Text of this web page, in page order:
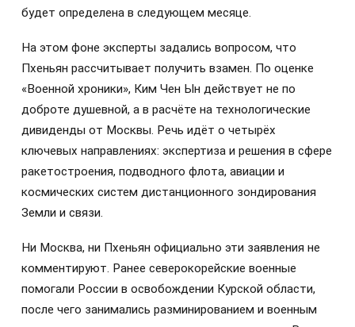
будет определена в следующем месяце.
На этом фоне эксперты задались вопросом, что
Пхеньян рассчитывает получить взамен. По оценке
«Военной хроники», Ким Чен Ын действует не по
доброте душевной, а в расчёте на технологические
дивиденды от Москвы. Речь идёт о четырёх
ключевых направлениях: экспертиза и решения в сфере
ракетостроения, подводного флота, авиации и
космических систем дистанционного зондирования
Земли и связи.
Ни Москва, ни Пхеньян официально эти заявления не
комментируют. Ранее северокорейские военные
помогали России в освобождении Курской области,
после чего занимались разминированием и военным